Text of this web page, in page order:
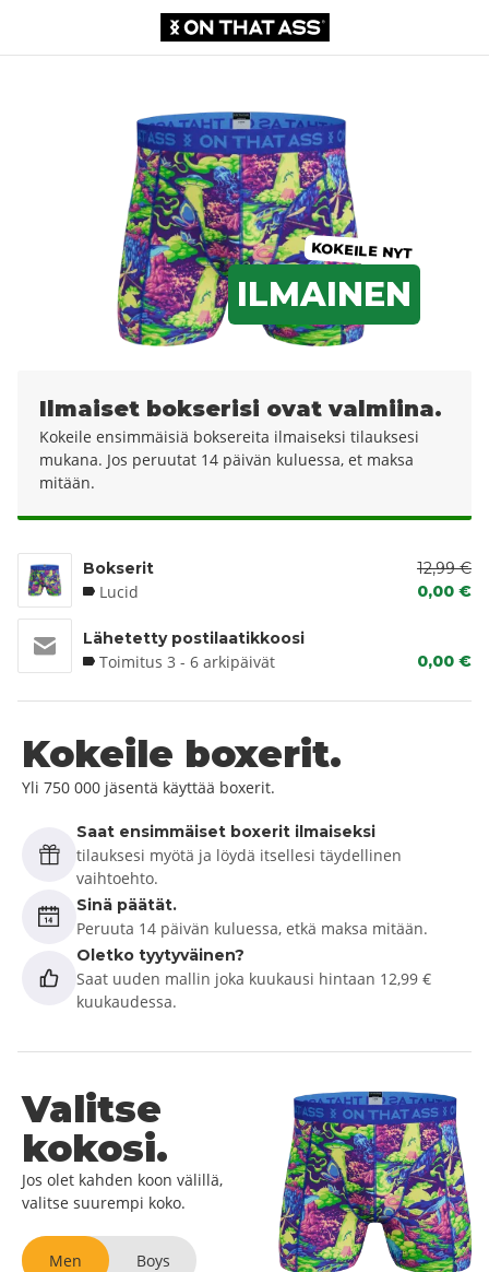
KOKEILE NYT
ILMAINEN
Ilmaiset bokserisi ovat valmiina.
Kokeile ensimmäisiä boksereita ilmaiseksi tilauksesi
mukana. Jos peruutat 14 päivän kuluessa, et maksa
mitään.
Bokserit
Lucid
12,99 €
0,00 €
Lähetetty postilaatikkoosi
Toimitus 3 - 6 arkipäivät 0,00 €
Kokeile boxerit.
Yli 750 000 jäsentä käyttää boxerit.
Saat ensimmäiset boxerit ilmaiseksi
tilauksesi myötä ja löydä itsellesi täydellinen
vaihtoehto.
Sinä päätät.
Peruuta 14 päivän kuluessa, etkä maksa mitään.
Oletko tyytyväinen?
Saat uuden mallin joka kuukausi hintaan 12,99 €
kuukaudessa.
Valitse
kokosi.
Jos olet kahden koon välillä,
valitse suurempi koko.
Men Boys